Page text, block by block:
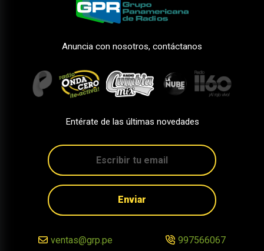
Anuncia con nosotros, contáctanos
Entérate de las últimas novedades
Enviar
ventas@grp.pe 997566067